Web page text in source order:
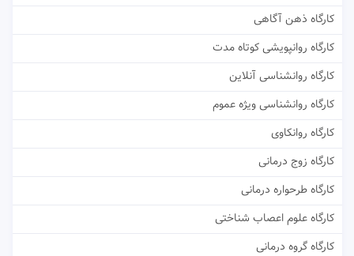
کارگاه ذهن آگاهی
کارگاه روانپویشی کوتاه مدت
کارگاه روانشناسی آنلاین
کارگاه روانشناسی ویژه عموم
کارگاه روانکاوی
کارگاه زوج درمانی
کارگاه طرحواره درمانی
کارگاه علوم اعصاب شناختی
کارگاه گروه درمانی